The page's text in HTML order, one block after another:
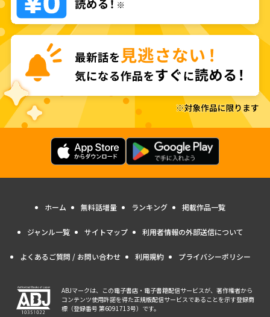
ホーム 無料話増量 ランキング 掲載作品一覧
ジャンル一覧 サイトマップ 利用者情報の外部送信について
よくあるご質問 / お問い合わせ 利用規約 プライバシーポリシー
ABJマークは、この電子書店・電子書籍配信サービスが、著作権者から
コンテンツ使用許諾を得た正規版配信サービスであることを示す登録商
標（登録番号 第6091713号）です。